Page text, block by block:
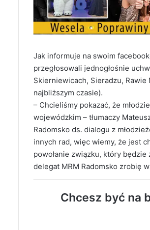
Jak informuje na swoim
przegłosowali jednogłośnie
Skierniewicach, Sieradzu,
najbliższym czasie).
– Chcieliśmy pokazać, że
wojewódzkim – tłumaczy
Radomsko ds. dialogu z
innych rad, więc wiemy, że jest
powołanie związku, który
delegat MRM Radomsko zrobię
Chcesz być na